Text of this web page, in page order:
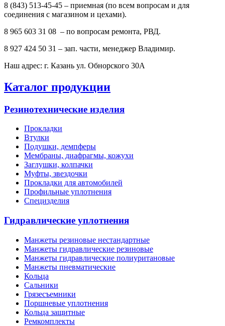
8 (843) 513-45-45 – приемная (по всем вопросам и для
соединения с магазином и цехами).
8 965 603 31 08 – по вопросам ремонта, РВД.
8 927 424 50 31 – зап. части, менеджер Владимир.
Наш адрес: г. Казань ул. Обнорского 30А
Каталог продукции
Резинотехнические изделия
Прокладки
Втулки
Подушки, демпферы
Мембраны, диафрагмы, кожухи
Заглушки, колпачки
Муфты, звездочки
Прокладки для автомобилей
Профильные уплотнения
Специзделия
Гидравлические уплотнения
Манжеты резиновые нестандартные
Манжеты гидравлические резиновые
Манжеты гидравлические полиуритановые
Манжеты пневматические
Кольца
Сальники
Грязесъемники
Поршневые уплотнения
Кольца защитные
Ремкомплекты